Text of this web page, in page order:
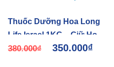
Thuốc Dưỡng Hoa Long
Life Israel 1KG – Giữ Hoa
Tươi Lâu Cho Shop Hoa
380.000₫ 350.000₫